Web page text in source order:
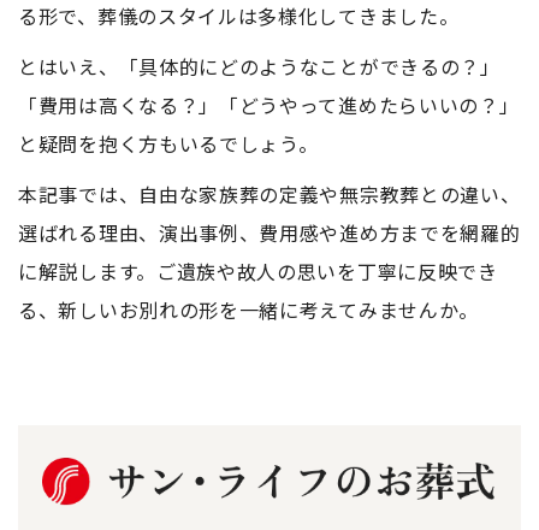
る形で、葬儀のスタイルは多様化してきました。
とはいえ、「具体的にどのようなことができるの？」
「費用は高くなる？」「どうやって進めたらいいの？」
と疑問を抱く方もいるでしょう。
本記事では、自由な家族葬の定義や無宗教葬との違い、
選ばれる理由、演出事例、費用感や進め方までを網羅的
に解説します。ご遺族や故人の思いを丁寧に反映でき
る、新しいお別れの形を一緒に考えてみませんか。